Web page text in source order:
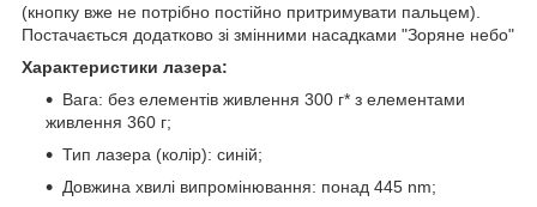
(кнопку вже не потрібно постійно притримувати пальцем).
Постачається додатково зі змінними насадками "Зоряне небо"
Характеристики лазера:
Вага: без елементів живлення 300 г* з елементами
живлення 360 г;
Тип лазера (колір): синій;
Довжина хвилі випромінювання: понад 445 nm;